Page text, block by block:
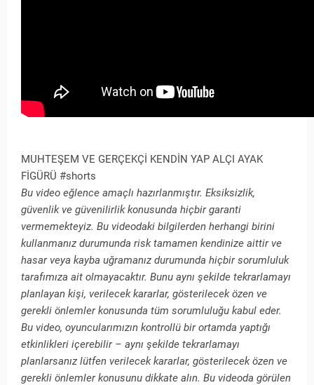
MUHTEŞEM VE GERÇEKÇİ KENDİN YAP ALÇI AYAK
FİGÜRÜ #shorts
Bu video eğlence amaçlı hazırlanmıştır. Eksiksizlik,
güvenlik ve güvenilirlik konusunda hiçbir garanti
vermemekteyiz. Bu videodaki bilgilerden herhangi birini
kullanmanız durumunda risk tamamen kendinize aittir ve
hasar veya kayba uğramanız durumunda hiçbir sorumluluk
tarafımıza ait olmayacaktır. Bunu aynı şekilde tekrarlamayı
planlayan kişi, verilecek kararlar, gösterilecek özen ve
gerekli önlemler konusunda tüm sorumluluğu kabul eder.
Bu video, oyuncularımızın kontrollü bir ortamda yaptığı
etkinlikleri içerebilir – aynı şekilde tekrarlamayı
planlarsanız lütfen verilecek kararlar, gösterilecek özen ve
gerekli önlemler konusunu dikkate alın. Bu videoda görülen